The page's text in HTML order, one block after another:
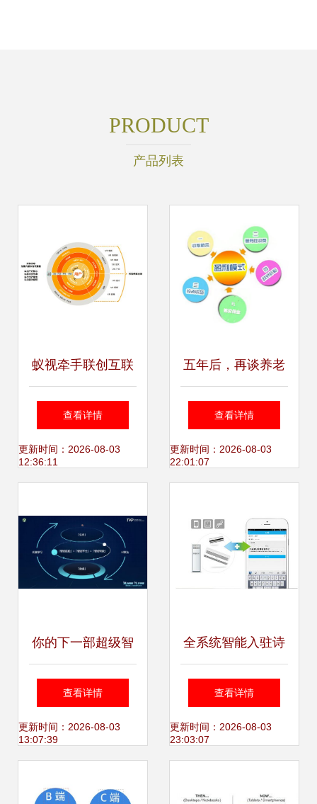
PRODUCT
产品列表
蚁视牵手联创互联
可持续拓展“第六媒
体”新业态，
查看详情
更新时间：2026-08-03
12:36:11
五年后，再谈养老
机构委托管理
查看详情
更新时间：2026-08-03
22:01:07
你的下一部超级智
能终端,可能是一辆
汽车
查看详情
更新时间：2026-08-03
13:07:39
全系统智能入驻诗
城 马鞍山首家体验
店开启互联生活新
查看详情
更新时间：2026-08-03
23:03:07